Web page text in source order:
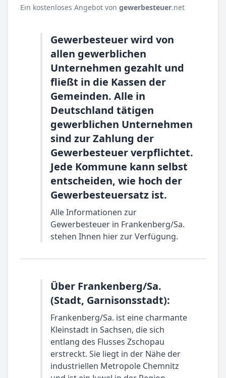
Ein kostenloses Angebot von gewerbesteuer.net
Gewerbesteuer wird von
allen gewerblichen
Unternehmen gezahlt und
fließt in die Kassen der
Gemeinden. Alle in
Deutschland tätigen
gewerblichen Unternehmen
sind zur Zahlung der
Gewerbesteuer verpflichtet.
Jede Kommune kann selbst
entscheiden, wie hoch der
Gewerbesteuersatz ist.
Alle Informationen zur
Gewerbesteuer in Frankenberg/Sa.
stehen Ihnen hier zur Verfügung.
Über Frankenberg/Sa.
(Stadt, Garnisonsstadt):
Frankenberg/Sa. ist eine charmante
Kleinstadt in Sachsen, die sich
entlang des Flusses Zschopau
erstreckt. Sie liegt in der Nähe der
industriellen Metropole Chemnitz